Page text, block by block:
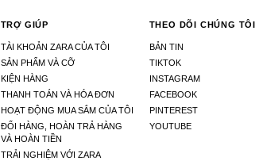
TRỢ GIÚP
TÀI KHOẢN ZARA CỦA TÔI
SẢN PHẨM VÀ CỠ
KIỆN HÀNG
THANH TOÁN VÀ HÓA ĐƠN
HOẠT ĐỘNG MUA SẮM CỦA TÔI
ĐỔI HÀNG, HOÀN TRẢ HÀNG
VÀ HOÀN TIỀN
TRẢI NGHIỆM VỚI ZARA
THEO DÕI CHÚNG TÔI
BẢN TIN
TIKTOK
INSTAGRAM
FACEBOOK
PINTEREST
YOUTUBE